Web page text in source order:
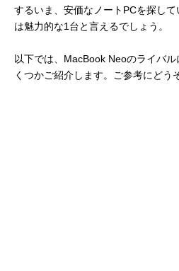
するいま、安価なノートPCを探し
は魅力的な1台と言えるでしょう。
以下では、MacBook Neoのライバ
くつかご紹介します。ご参考にどう